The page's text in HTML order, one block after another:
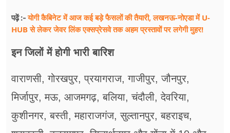
पढ़ें :-योगी कैबिनेट में आज कई बड़े फैसलों की तैयारी, लखनऊ-नोएडा में U-
HUB से लेकर जेवर लिंक एक्सप्रेसवे तक अहम प्रस्तावों पर लगेगी मुहर!
इन जिलों में होगी भारी बारिश
वाराणसी, गोरखपुर, प्रयागराज, गाजीपुर, जौनपुर,
मिर्जापुर, मऊ, आजमगढ़, बलिया, चंदौली, देवरिया,
कुशीनगर, बस्ती, महाराजगंज, सुल्तानपुर, बहराइच,